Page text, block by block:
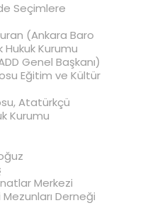
Seçimlere
(Ankara Baro
Hukuk Kurumu
Genel Başkanı)
Eğitim ve Kültür
Atatürkçü
Kurumu
Merkezi
Derneği